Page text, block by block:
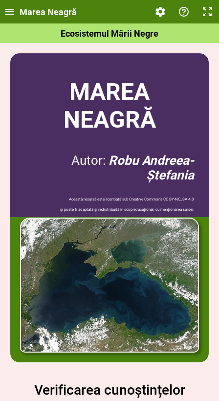
Marea Neagră
Ecosistemul Mării Negre
MAREA
NEAGRĂ
Autor: Robu Andreea-
Ștefania
Această resursă este licențiată sub Creative Commons CC BY-NC_SA 4.0
și poate fi adaptată și redistribuită în scop educațional, cu menționarea sursei.
Verificarea cunoștințelor